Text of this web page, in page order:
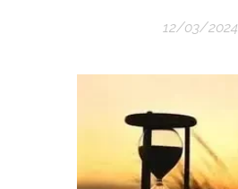
12/03/2024